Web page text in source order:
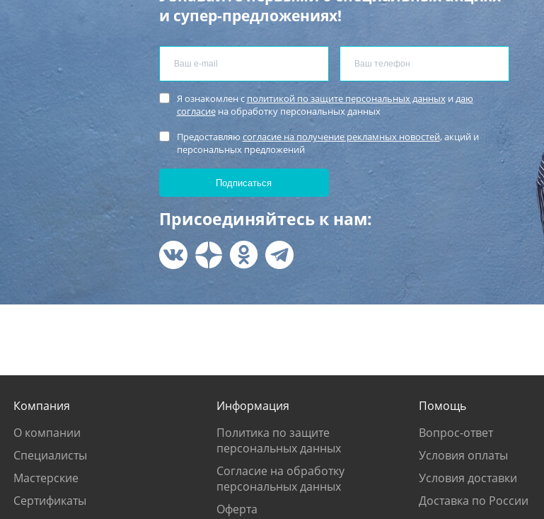
и супер-предложениях!
Я ознакомлен с политикой по защите персональных данныхи даю
согласиена обработку персональных данных
Предоставляю согласие на получение рекламных новостей, акций и
персональных предложений
Присоединяйтесь к нам:
Компания
О компании
Специалисты
Мастерские
Сертификаты
Информация
Политика по защите
персональных данных
Согласие на обработку
персональных данных
Оферта
Помощь
Вопрос-ответ
Условия оплаты
Условия доставки
Доставка по России